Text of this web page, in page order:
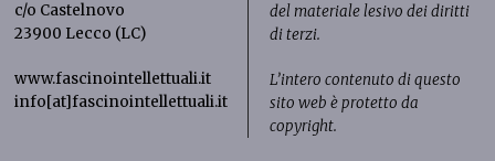
c/o Castelnovo
23900 Lecco (LC)
www.fascinointellettuali.it
info[at]fascinointellettuali.it
del materiale lesivo dei diritti
di terzi.
L’intero contenuto di questo
sito web è protetto da
copyright.